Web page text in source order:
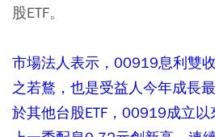
股ETF。
市場法人表示，00919息利雙
之若鶩，也是受益人今年成長
於其他台股ETF，00919成立以